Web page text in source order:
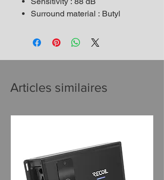
Surround material : Butyl
Articles similaires